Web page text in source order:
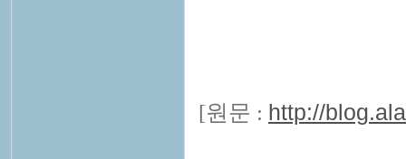
[원문 : http://